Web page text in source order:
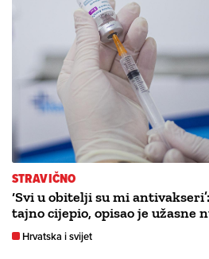
STRAVIČNO
‘Svi u obitelji su mi
tajno cijepio, opisao je užasne
Hrvatska i svijet